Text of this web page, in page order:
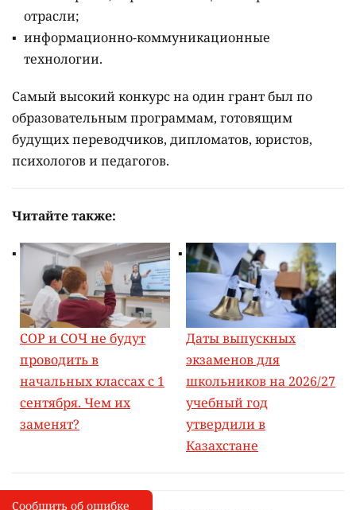
отрасли;
информационно-коммуникационные
технологии.
Самый высокий конкурс на один грант был по
образовательным программам, готовящим
будущих переводчиков, дипломатов, юристов,
психологов и педагогов.
Читайте также:
СОР и СОЧ не будут
проводить в
начальных классах с 1
сентября. Чем их
заменят?
Даты выпускных
экзаменов для
школьников на 2026/27
учебный год
утвердили в
Казахстане
I
Сообщить об опечатке
Сообщить об ошибке